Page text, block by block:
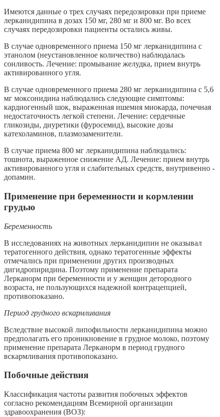
Имеются данные о трех случаях передозировки при приеме
лерканидипина в дозах 150 мг, 280 мг и 800 мг. Во всех
случаях передозировки пациенты остались живы.
В случае одновременного приема 150 мг лерканидипина с
этанолом (неустановленное количество) наблюдалась
сонливость. Лечение: промывание желудка, прием внутрь
активированного угля.
В случае одновременного приема 280 мг лерканидипина с 5,6
мг моксонидина наблюдались следующие симптомы:
кардиогенный шок, выраженная ишемия миокарда, почечная
недостаточность легкой степени. Лечение: сердечные
гликозиды, диуретики (фуросемид), высокие дозы
катехоламинов, плазмозаменители.
В случае приема 800 мг лерканидипина наблюдались:
тошнота, выраженное снижение АД. Лечение: прием внутрь
активированного угля и слабительных средств, внутривенно -
допамин.
Применение при беременности и кормлении
грудью
Беременность
В исследованиях на животных лерканидипин не оказывал
тератогенного действия, однако тератогенные эффекты
отмечались при применении других производных
дигидропиридина. Поэтому применение препарата
Лерканорм при беременности и у женщин детородного
возраста, не пользующихся надежной контрацепцией,
противопоказано.
Период грудного вскармливания
Вследствие высокой липофильности лерканидипина можно
предполагать его проникновение в грудное молоко, поэтому
применение препарата Лерканорм в период грудного
вскармливания противопоказано.
Побочные действия
Классификация частоты развития побочных эффектов
согласно рекомендациям Всемирной организации
здравоохранения (ВОЗ):